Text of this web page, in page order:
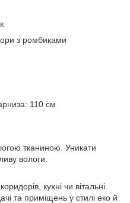
з ромбиками
110 см
тканиною. Уникати
вологи.
кухні чи вітальні.
та приміщень у стилі еко й